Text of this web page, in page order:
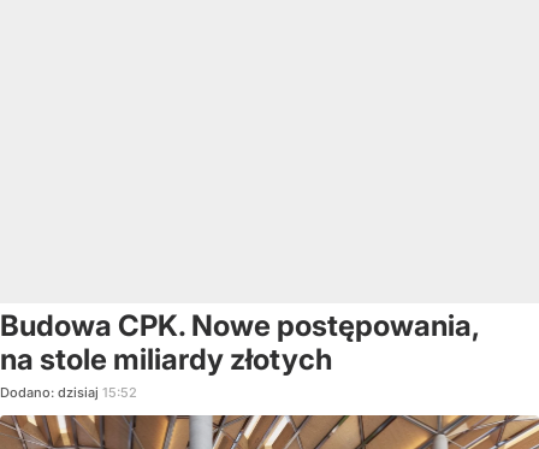
Budowa CPK. Nowe postępowania,
na stole miliardy złotych
Dodano: dzisiaj 15:52